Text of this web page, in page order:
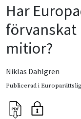
Har
förvanskat
mitior?
Niklas Dahlgren
Publicerad i